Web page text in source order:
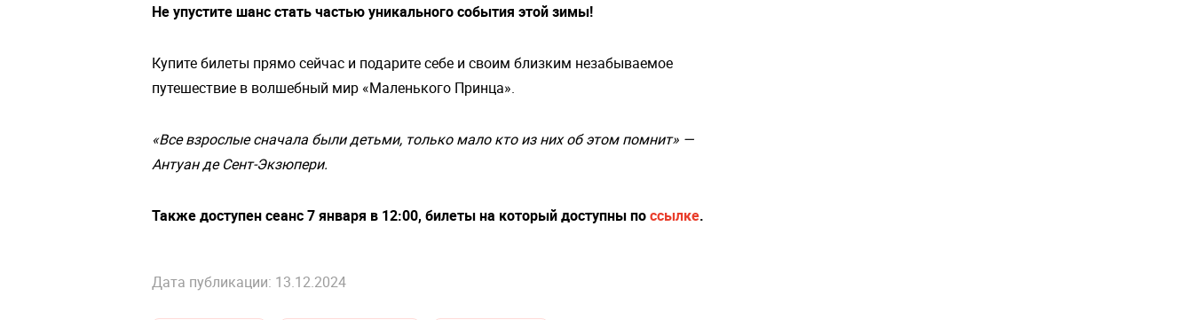
Не упустите шанс стать частью уникального события этой зимы!
Купите билеты прямо сейчас и подарите себе и своим близким незабываемое
путешествие в волшебный мир «Маленького Принца».
«Все взрослые сначала были детьми, только мало кто из них об этом помнит» —
Антуан де Сент-Экзюпери.
Также доступен сеанс 7 января в 12:00, билеты на который доступны поссылке.
Дата публикации: 13.12.2024